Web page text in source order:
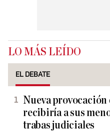
LO MÁS LEÍDO
EL DEBATE
Nueva
recibiría a sus
trabas judiciales